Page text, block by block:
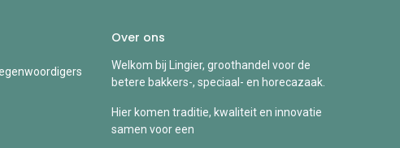
Over ons
Welkom bij Lingier, groothandel voor de
betere bakkers-, speciaal- en horecazaak.
Hier komen traditie, kwaliteit en innovatie
samen voor een